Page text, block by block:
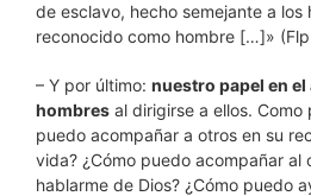
de esclavo, hecho semejante a los
reconocido como hombre […]»
– Y por último: nuestro papel en
hombres al dirigirse a ellos. Como
puedo acompañar a otros en su
vida? ¿Cómo puedo acompañar al
hablarme de Dios? ¿Cómo puedo